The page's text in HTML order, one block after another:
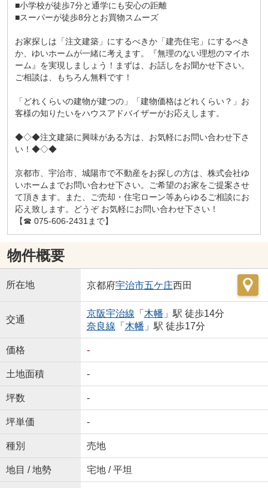
■小学校が徒歩7分と通学にも安心の距離
■スーパーが徒歩8分とお買物スムーズ
お家探しは「注文建築」にするべきか「建売住宅」にするべき
か、ゆいホームが一緒に考えます。『無理のない理想のマイホ
ーム』を実現しましょう！まずは、お話しをお聞かせ下さい。
ご相談は、もちろん無料です！
「どれくらいの建物が建つの」「建物価格はどれくらい？」お
客様の知りたいをハウスアドバイザーがお応えします。
◆◇◆注文建築に興味がある方は、お気軽にお問い合わせ下さ
い！◆◇◆
京都市、宇治市、城陽市で不動産をお探しの方は、株式会社ゆ
いホームまでお問い合わせ下さい。ご希望のお家をご提案させ
て頂きます。また、ご売却・住宅ローン等あらゆるご相談にお
応え致します。どうぞ お気軽にお問い合わせ下さい！
【☎ 075-606-2431まで】
物件概要
所在地 京都府宇治市五ケ庄西田
交通
京阪宇治線 「 木幡 」駅 徒歩14分
奈良線 「 木幡 」駅 徒歩17分
価格 -
土地面積 -
坪数 -
坪単価 -
種別 売地
地目 / 地勢 宅地 / 平坦